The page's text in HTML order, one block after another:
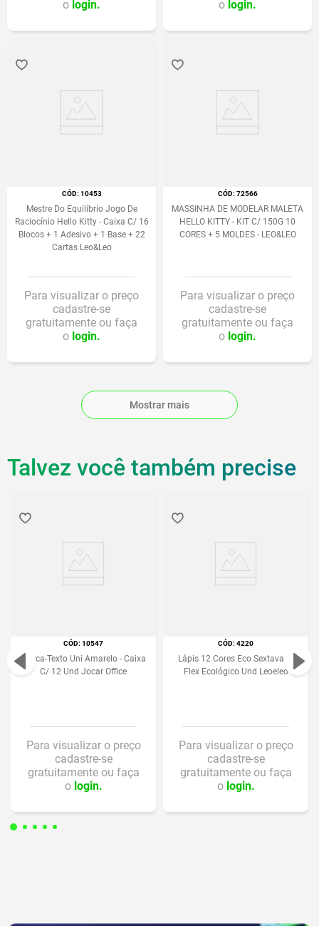
o login. o login.
:10453
Mestre Do Equilíbrio Jogo De
Raciocínio Hello Kitty - Caixa C/ 16
Blocos + 1 Adesivo + 1 Base + 22
Cartas Leo&Leo
Para visualizar o preço
cadastre-se
gratuitamente ou faça
o login.
:72566
MASSINHA DE MODELAR MALETA
HELLO KITTY - KIT C/ 150G 10
CORES + 5 MOLDES - LEO&LEO
Para visualizar o preço
cadastre-se
gratuitamente ou faça
o login.
Mostrar mais
Talvez você também precise
:10547
Marca-Texto Uni Amarelo - Caixa
C/ 12 Und Jocar Office
Para visualizar o preço
cadastre-se
gratuitamente ou faça
o login.
:4220
Lápis 12 Cores Eco Sextavado
Flex Ecológico Und Leoeleo
Para visualizar o preço
cadastre-se
gratuitamente ou faça
o login.